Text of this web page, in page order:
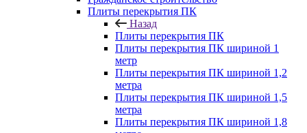
Плиты перекрытия ПК
Назад
Плиты перекрытия ПК
Плиты перекрытия ПК шириной 1
метр
Плиты перекрытия ПК шириной 1,2
метра
Плиты перекрытия ПК шириной 1,5
метра
Плиты перекрытия ПК шириной 1,8